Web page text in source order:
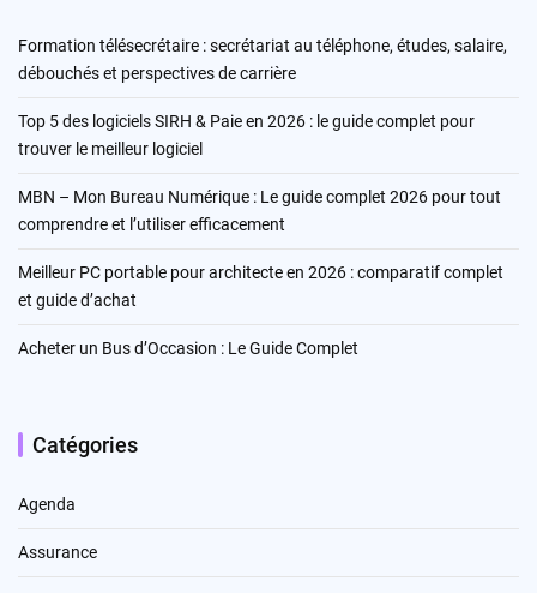
Formation télésecrétaire : secrétariat au téléphone, études, salaire,
débouchés et perspectives de carrière
Top 5 des logiciels SIRH & Paie en 2026 : le guide complet pour
trouver le meilleur logiciel
MBN – Mon Bureau Numérique : Le guide complet 2026 pour tout
comprendre et l’utiliser efficacement
Meilleur PC portable pour architecte en 2026 : comparatif complet
et guide d’achat
Acheter un Bus d’Occasion : Le Guide Complet
Catégories
Agenda
Assurance